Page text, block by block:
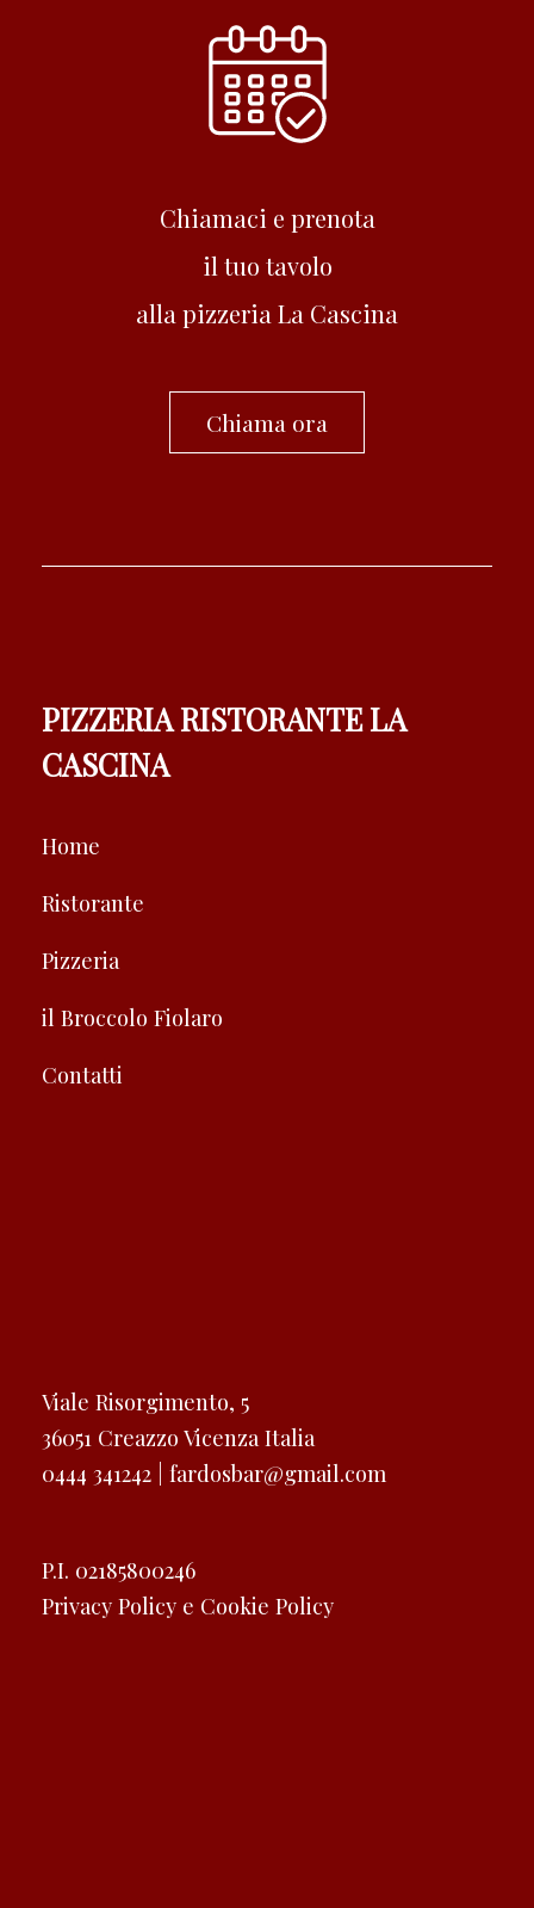
PIZZERIA RISTORANTE LA
CASCINA
Home
Ristorante
Pizzeria
il Broccolo Fiolaro
Contatti
Viale Risorgimento, 5
36051 Creazzo Vicenza Italia
0444 341242 | fardosbar@gmail.com
P.I. 02185800246
Privacy Policy e Cookie Policy
Chiamaci e prenota
il tuo tavolo
alla pizzeria La Cascina
Chiama ora